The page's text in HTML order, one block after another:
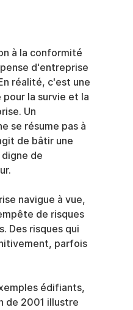
à la conformité
d'entreprise
réalité, c'est une
la survie et la
Un
se résume pas à
de bâtir une
de
navigue à vue,
de risques
Des risques qui
parfois
édifiants,
de 2001 illustre